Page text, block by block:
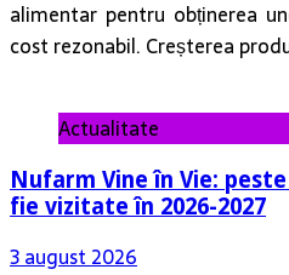
alimentar pentru obținerea
cost rezonabil. Creșterea
Actualitate
Nufarm Vine în Vie:
fie vizitate în 2026-2027
3 august 2026